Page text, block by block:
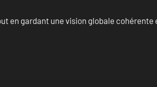
en gardant une vision globale